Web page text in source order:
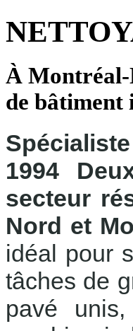
À Montréal-
de bâtiment
1994
secteur
Nord et
idéal pour
tâches de
pavé